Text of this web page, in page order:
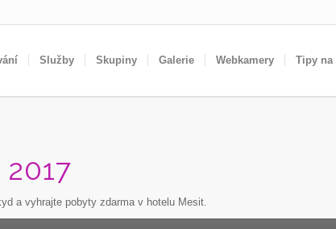
Služby Skupiny Galerie Webkamery Tipy na
a vyhrajte pobyty zdarma v hotelu Mesit.